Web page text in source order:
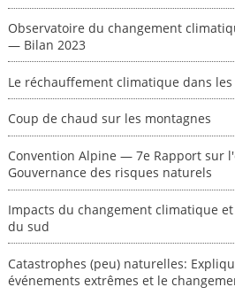
Observatoire du changement
— Bilan 2023
Le réchauffement climatique dans les
Coup de chaud sur les montagnes
Convention Alpine — 7e Rapport sur
Gouvernance des risques naturels
Impacts du changement climatique
du sud
Catastrophes (peu) naturelles:
événements extrêmes et le